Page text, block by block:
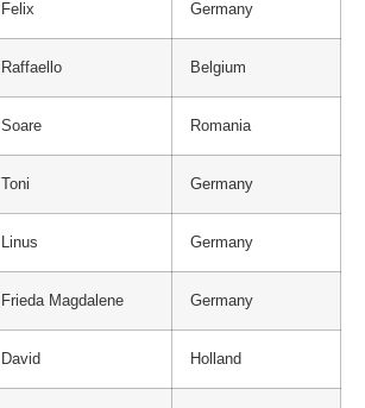
Felix Germany
Raffaello Belgium
Soare Romania
Toni Germany
Linus Germany
Frieda Magdalene Germany
David Holland